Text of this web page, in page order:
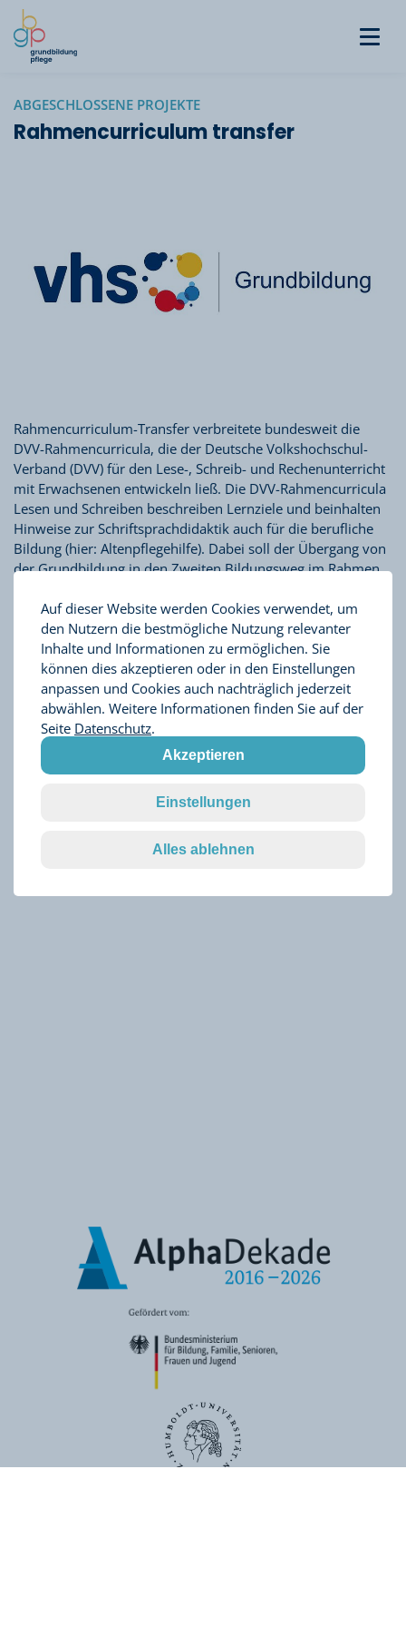
ABGESCHLOSSENE PROJEKTE
Rahmencurriculum transfer
Rahmencurriculum-Transfer verbreitete bundesweit die
DVV-Rahmencurricula, die der Deutsche Volkshochschul-
Verband (DVV) für den Lese-, Schreib- und Rechenunterricht
mit Erwachsenen entwickeln ließ. Die DVV-Rahmencurricula
Lesen und Schreiben beschreiben Lernziele und beinhalten
Hinweise zur Schriftsprachdidaktik auch für die berufliche
Bildung (hier: Altenpflegehilfe). Dabei soll der Übergang von
der Grundbildung in den Zweiten Bildungsweg im Rahmen
sind auch für Menschen mit Deutsch als Zweitsprache
geeignet, die über gute mündliche Deutschkenntnisse
verfügen. Ziel ist es, mit arbeitsplatzbezogenen Lehr- und
Lernmaterialien das Lesen und Schreiben zu vermitteln und
die Lernenden gleichzeitig an Elemente der Berufssprache
heranzuführen.
WEITERE INFORMATIONEN
Auf dieser Website werden Cookies verwendet, um
den Nutzern die bestmögliche Nutzung relevanter
Inhalte und Informationen zu ermöglichen. Sie
können dies akzeptieren oder in den Einstellungen
anpassen und Cookies auch nachträglich jederzeit
abwählen. Weitere Informationen finden Sie auf der
Seite Datenschutz.
Akzeptieren
Einstellungen
Alles ablehnen